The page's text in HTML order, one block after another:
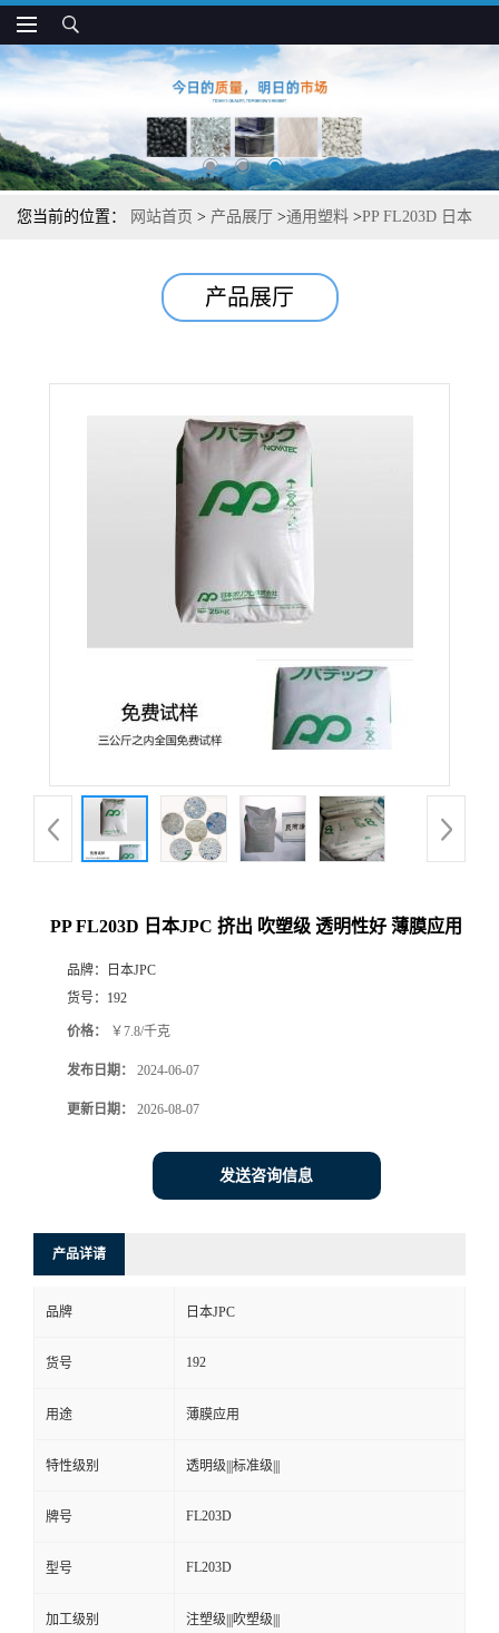
您当前的位置： 网站首页 > 产品展厅 >通用塑料 >PP FL203D 日本
产品展厅
PP FL203D 日本JPC 挤出 吹塑级 透明性好 薄膜应用
品牌：
日本JPC
货号： 192
价格： ￥7.8/千克
发布日期： 2024-06-07
更新日期： 2026-08-07
发送咨询信息
产品详请
品牌 日本JPC
货号 192
用途 薄膜应用
特性级别 透明级|||标准级|||
牌号 FL203D
型号 FL203D
加工级别 注塑级|||吹塑级|||